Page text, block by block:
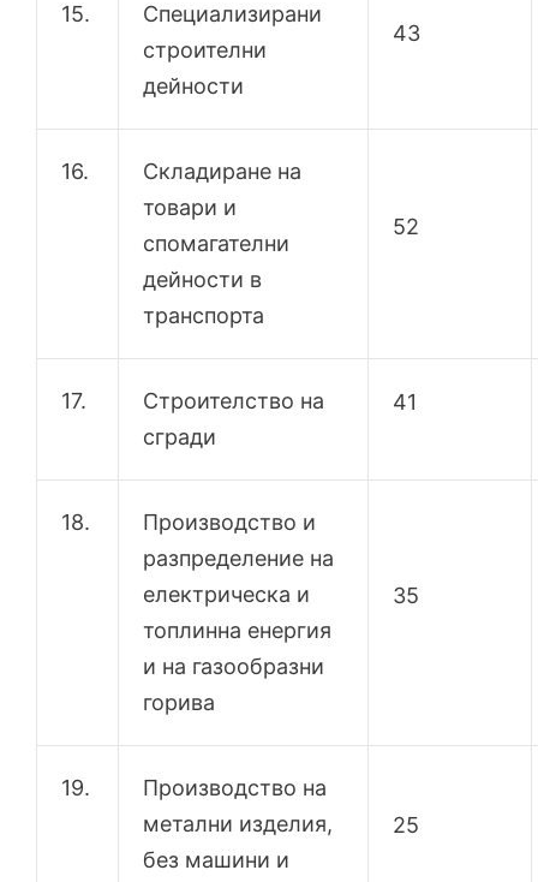
15.
Специализирани
строителни
дейности
43
16.
Складиране на
товари и
спомагателни
дейности в
транспорта
52
17.
Строителство на
сгради
41
18.
Производство и
разпределение на
електрическа и
топлинна енергия
и на газообразни
горива
35
19.
Производство на
метални изделия,
без машини и
25